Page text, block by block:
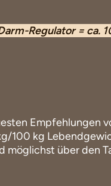
Regulator = ca.
Empfehlungen
100 kg
möglichst über den
pur, vermischt mit